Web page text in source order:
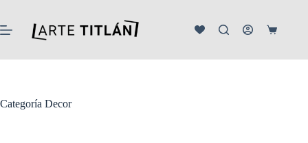
contenido
Carro
compra
Categoría Decor